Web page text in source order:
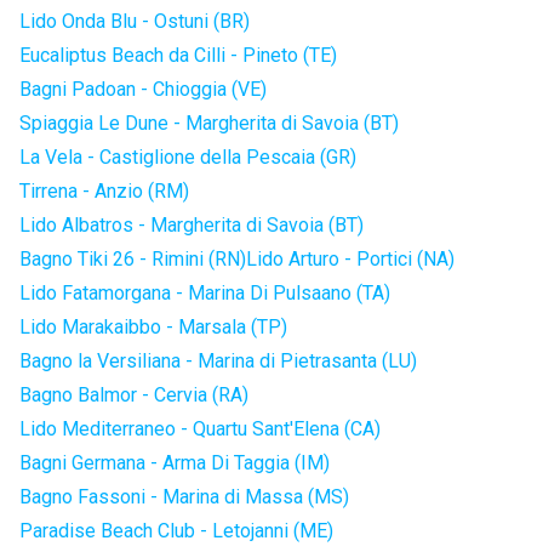
Lido Onda Blu - Ostuni (BR)
Eucaliptus Beach da Cilli - Pineto (TE)
Bagni Padoan - Chioggia (VE)
Spiaggia Le Dune - Margherita di Savoia (BT)
La Vela - Castiglione della Pescaia (GR)
Tirrena - Anzio (RM)
Lido Albatros - Margherita di Savoia (BT)
Bagno Tiki 26 - Rimini (RN)Lido Arturo - Portici (NA)
Lido Fatamorgana - Marina Di Pulsaano (TA)
Lido Marakaibbo - Marsala (TP)
Bagno la Versiliana - Marina di Pietrasanta (LU)
Bagno Balmor - Cervia (RA)
Lido Mediterraneo - Quartu Sant'Elena (CA)
Bagni Germana - Arma Di Taggia (IM)
Bagno Fassoni - Marina di Massa (MS)
Paradise Beach Club - Letojanni (ME)